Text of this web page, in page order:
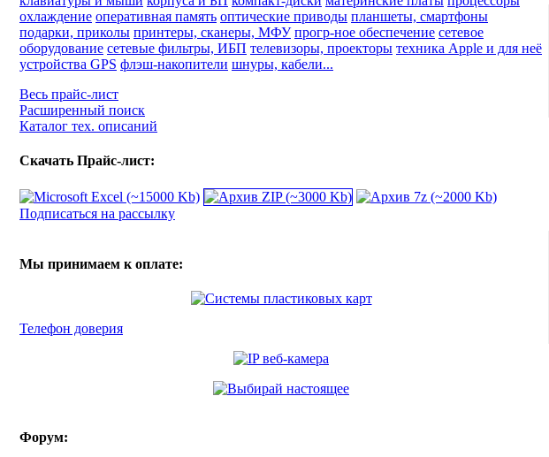
охлаждение оперативная память оптические приводы планшеты, смартфоны
подарки, приколы принтеры, сканеры, МФУ прогр-ное обеспечение сетевое
оборудование сетевые фильтры, ИБП телевизоры, проекторы техника Apple и для неё
устройства GPS флэш-накопители шнуры, кабели...
Весь прайс-лист
Расширенный поиск
Каталог тех. описаний
Скачать Прайс-лист:
Подписаться на рассылку
Мы принимаем к оплате:
Телефон доверия
Форум: